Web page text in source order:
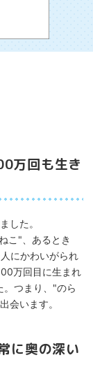
万回も生き
した。
こ"、あるとき
にかわいがられ
万回目に生まれ
。つまり、"のら
会います。
に奥の深い